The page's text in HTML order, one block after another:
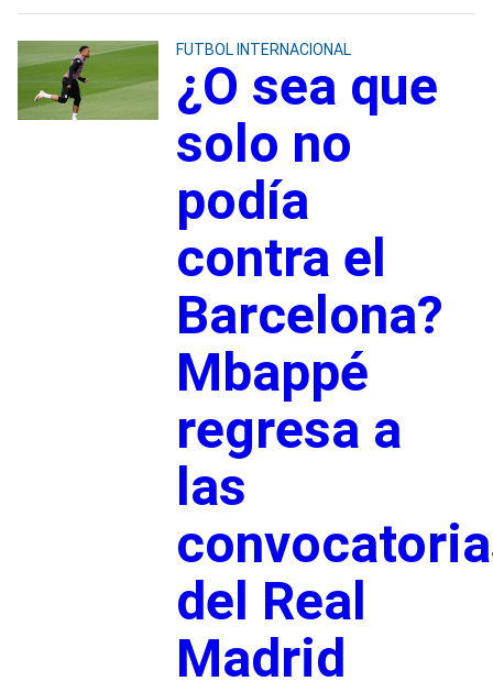
FUTBOL INTERNACIONAL
¿O sea que
solo no
podía
contra el
Barcelona?
Mbappé
regresa a
las
del Real
Madrid